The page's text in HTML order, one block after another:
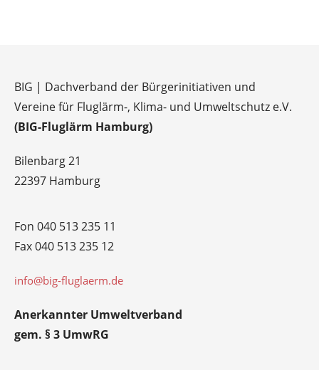
BIG | Dachverband der Bürgerinitiativen und
Vereine für Fluglärm-, Klima- und Umweltschutz e.V.
(BIG-Fluglärm Hamburg)
Bilenbarg 21
22397 Hamburg
Fon 040 513 235 11
Fax 040 513 235 12
info@big-fluglaerm.de
Anerkannter Umweltverband
gem. § 3 UmwRG